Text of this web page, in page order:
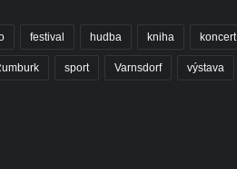
festival hudba kniha koncert
sport Varnsdorf výstava